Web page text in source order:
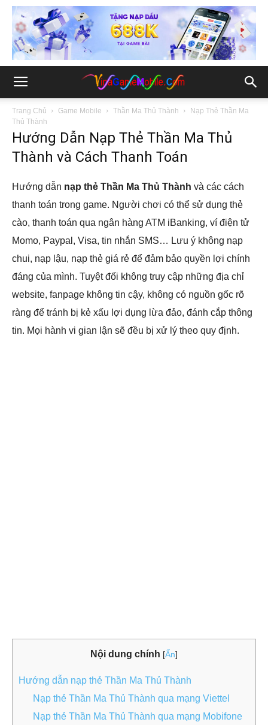
Trang Chủ Game Mobile Thần Ma Thủ Thành
Nạp Thẻ Thần Ma
Thủ Thành
Hướng Dẫn Nạp Thẻ Thần Ma Thủ
Thành và Cách Thanh Toán
Hướng dẫn nạp thẻ Thần Ma Thủ Thành và các cách
thanh toán trong game. Người chơi có thể sử dụng thẻ
cào, thanh toán qua ngân hàng ATM iBanking, ví điện tử
Momo, Paypal, Visa, tin nhắn SMS… Lưu ý không nạp
chui, nạp lậu, nạp thẻ giá rẻ để đảm bảo quyền lợi chính
đáng của mình. Tuyệt đối không truy cập những địa chỉ
website, fanpage không tin cậy, không có nguồn gốc rõ
ràng để tránh bị kẻ xấu lợi dụng lừa đảo, đánh cắp thông
tin. Mọi hành vi gian lận sẽ đều bị xử lý theo quy định.
Nội dung chính [Ẩn]
Hướng dẫn nạp thẻ Thần Ma Thủ Thành
Nạp thẻ Thần Ma Thủ Thành qua mạng Viettel
Nạp thẻ Thần Ma Thủ Thành qua mạng Mobifone